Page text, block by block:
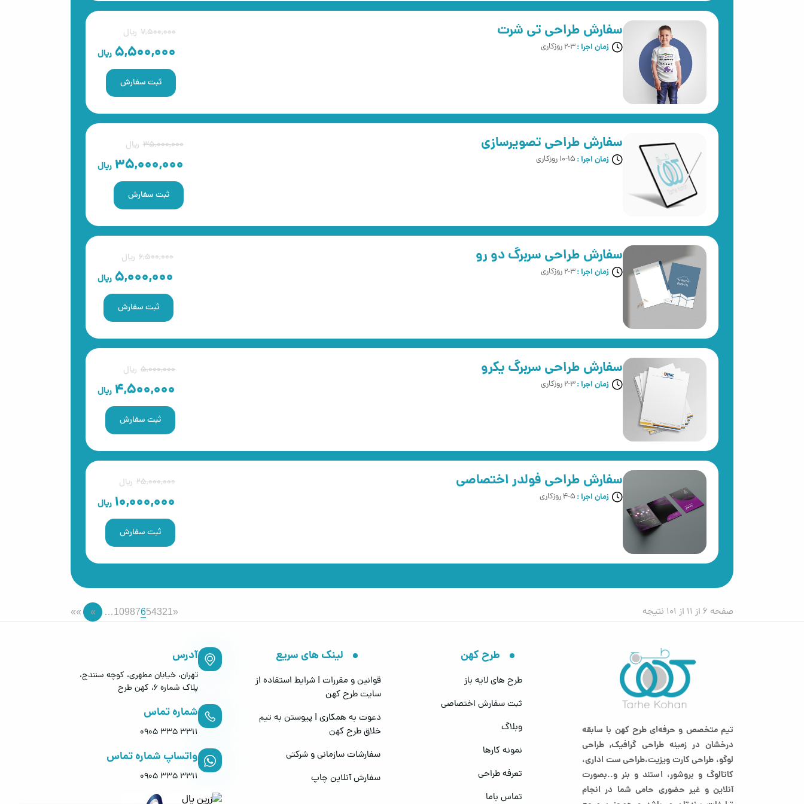
سفارش طراحی تی شرت
زمان اجرا :2-3 روزکاری
7,500,000 ریال
5,500,000 ریال
ثبت سفارش
سفارش طراحی تصویرسازی
زمان اجرا : 10-15 روزکاری
35,000,000 ریال
35,000,000 ریال
ثبت سفارش
سفارش طراحی سربرگ دو رو
زمان اجرا :2-3 روزکاری
6,500,000 ریال
5,000,000 ریال
ثبت سفارش
سفارش طراحی سربرگ یکرو
زمان اجرا :2-3 روزکاری
5,000,000 ریال
4,500,000 ریال
ثبت سفارش
سفارش طراحی فولدر اختصاصی
زمان اجرا : 4-5 روزکاری
25,000,000 ریال
10,000,000 ریال
ثبت سفارش
صفحه 6 از 11 از 101 نتیجه «
1
2
3
4
5
6
7
8
9
10
…
»
»»
تیم متخصص و حرفه‌ای طرح کهن با سابقه
درخشان در زمینه طراحی گرافیک, طراحی
لوگو، طراحی کارت ویزیت،طراحی ست اداری،
کاتالوگ و بروشور، استند و بنر و..بصورت
آنلاین و غیر حضوری حامی شما در انجام
طرح کهن
طرح های لایه باز
ثبت سفارش اختصاصی
وبلاگ
نمونه کارها
تعرفه طراحی
تماس باما
لینک های سریع
قوانین و مقررات | شرایط استفاده از
سایت طرح کهن
دعوت به همکاری | پیوستن به تیم
خلاق طرح کهن
سفارشات سازمانی و شرکتی
سفارش آنلاین چاپ
آدرس
تهران، خیابان مطهری، کوچه سنندج،
پلاک شماره 6، کهن طرح
شماره تماس
0905 335 3311
واتساپ شماره تماس
0905 335 3311